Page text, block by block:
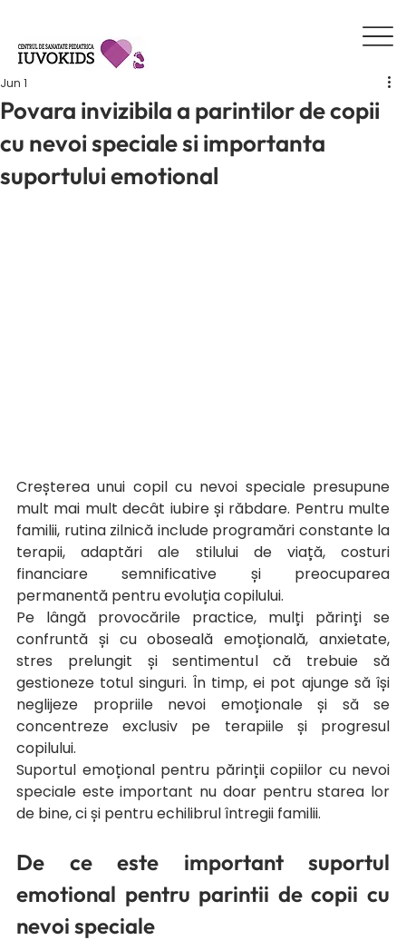
Povara invizibila a parintilor de copii
cu nevoi speciale si importanta
suportului emotional
Jun 1
Creșterea unui copil cu nevoi speciale presupune
mult mai mult decât iubire și răbdare. Pentru multe
familii, rutina zilnică include programări constante la
terapii, adaptări ale stilului de viață, costuri
financiare semnificative și preocuparea
permanentă pentru evoluția copilului.
Pe lângă provocările practice, mulți părinți se
confruntă și cu oboseală emoțională, anxietate,
stres prelungit și sentimentul că trebuie să
gestioneze totul singuri. În timp, ei pot ajunge să își
neglijeze propriile nevoi emoționale și să se
concentreze exclusiv pe terapiile și progresul
copilului.
Suportul emoțional pentru părinții copiilor cu nevoi
speciale este important nu doar pentru starea lor
de bine, ci și pentru echilibrul întregii familii.
De ce este important suportul
emotional pentru parintii de copii cu
nevoi speciale